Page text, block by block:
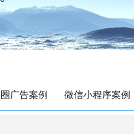
广告案例 微信小程序案例